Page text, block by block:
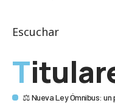
Escuchar
⚖️ Nueva Ley Ómnibus: